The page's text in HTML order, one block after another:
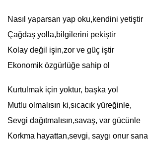
Nasıl yaparsan yap oku,kendini yetiştir
Çağdaş yolla,bilgilerini pekiştir
Kolay değil işin,zor ve güç iştir
Ekonomik özgürlüğe sahip ol
Kurtulmak için yoktur, başka yol
Mutlu olmalısın ki,sıcacık yüreğinle,
Sevgi dağıtmalısın,savaş, var gücünle
Korkma hayattan,sevgi, saygı onur sana